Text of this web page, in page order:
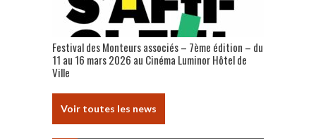
Festival des Monteurs associés – 7ème édition – du
11 au 16 mars 2026 au Cinéma Luminor Hôtel de
Ville
Voir toutes les news